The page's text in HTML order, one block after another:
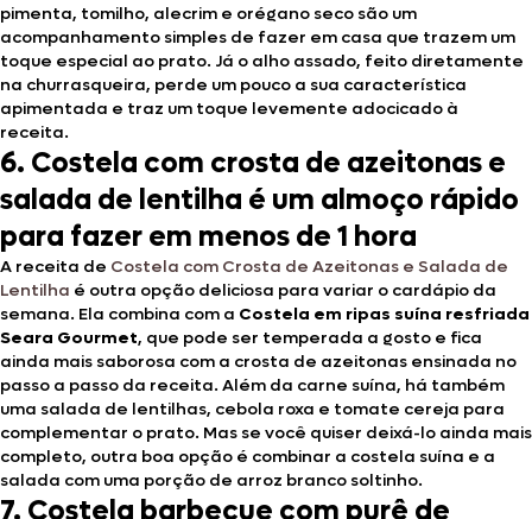
pimenta, tomilho, alecrim e orégano seco são um
acompanhamento simples de fazer em casa que trazem um
toque especial ao prato. Já o alho assado, feito diretamente
na churrasqueira, perde um pouco a sua característica
apimentada e traz um toque levemente adocicado à
receita.
6. Costela com crosta de azeitonas e
salada de lentilha é um almoço rápido
para fazer em menos de 1 hora
A receita de Costela com Crosta de Azeitonas e Salada de
Lentilha é outra opção deliciosa para variar o cardápio da
semana. Ela combina com a Costela em ripas suína resfriada
Seara Gourmet, que pode ser temperada a gosto e fica
ainda mais saborosa com a crosta de azeitonas ensinada no
passo a passo da receita. Além da carne suína, há também
uma salada de lentilhas, cebola roxa e tomate cereja para
complementar o prato. Mas se você quiser deixá-lo ainda mais
completo, outra boa opção é combinar a costela suína e a
salada com uma porção de arroz branco soltinho.
7. Costela barbecue com purê de